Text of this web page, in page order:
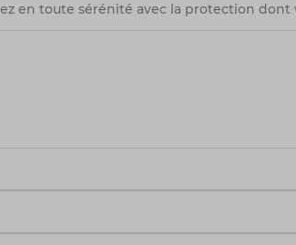
en toute sérénité avec la protection dont